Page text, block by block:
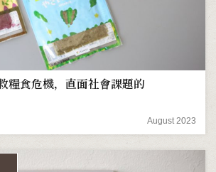
糧食危機，直面社會課題的
August 2023